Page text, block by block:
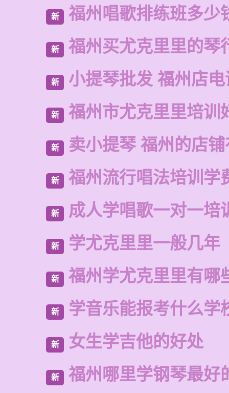
新 福州唱歌排练班多少
新 福州买尤克里里的琴
新 小提琴批发 福州店
新 福州市尤克里里培训
新 卖小提琴 福州的店
新 福州流行唱法培训学
新 成人学唱歌一对一培
新 学尤克里里一般几年
新 福州学尤克里里有哪
新 学音乐能报考什么学
新 女生学吉他的好处
新 福州哪里学钢琴最好